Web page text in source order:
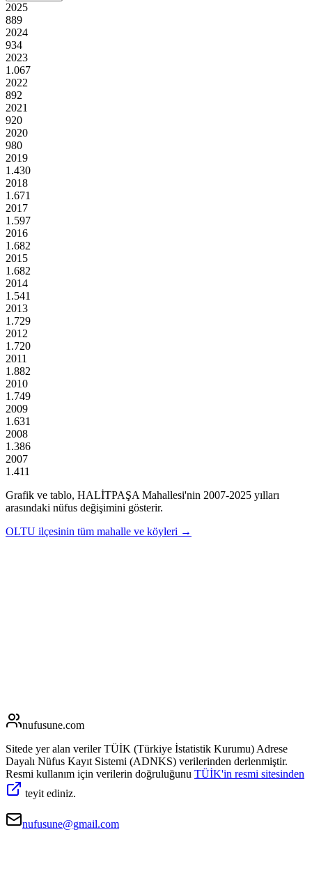
2025
889
2024
934
2023
1.067
2022
892
2021
920
2020
980
2019
1.430
2018
1.671
2017
1.597
2016
1.682
2015
1.682
2014
1.541
2013
1.729
2012
1.720
2011
1.882
2010
1.749
2009
1.631
2008
1.386
2007
1.411
Grafik ve tablo, HALİTPAŞA Mahallesi'nin 2007-2025 yılları
arasındaki nüfus değişimini gösterir.
OLTU ilçesinin tüm mahalle ve köyleri →
nufusune.com
Sitede yer alan veriler TÜİK (Türkiye İstatistik Kurumu) Adrese
Dayalı Nüfus Kayıt Sistemi (ADNKS) verilerinden derlenmiştir.
Resmi kullanım için verilerin doğruluğunu TÜİK'in resmi sitesinden
teyit ediniz.
nufusune@gmail.com